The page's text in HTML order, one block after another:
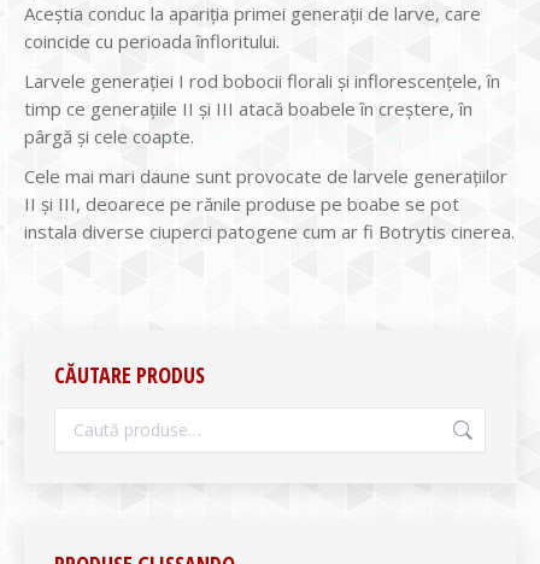
Aceştia conduc la apariţia primei generaţii de larve, care
coincide cu perioada înfloritului.
Larvele generaţiei I rod bobocii florali şi inflorescenţele, în
timp ce generaţiile II şi III atacă boabele în creştere, în
pârgă şi cele coapte.
Cele mai mari daune sunt provocate de larvele generaţiilor
II şi III, deoarece pe rănile produse pe boabe se pot
instala diverse ciuperci patogene cum ar fi Botrytis cinerea.
CĂUTARE PRODUS